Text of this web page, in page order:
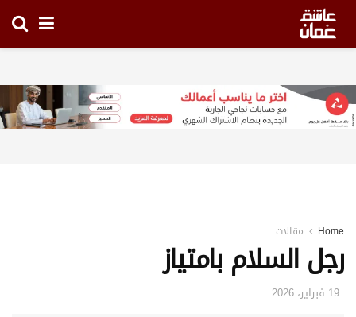
Home مقالات
رجل السلام بامتياز
19 فبراير، 2026